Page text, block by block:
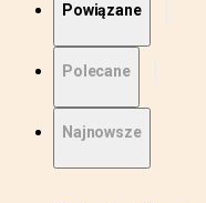
Powiązane
Polecane
Najnowsze